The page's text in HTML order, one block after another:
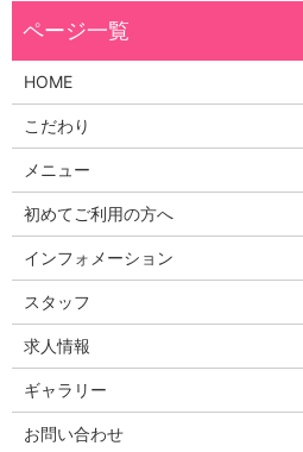
HOME
こだわり
メニュー
初めてご利用の方へ
インフォメーション
スタッフ
求人情報
ギャラリー
お問い合わせ